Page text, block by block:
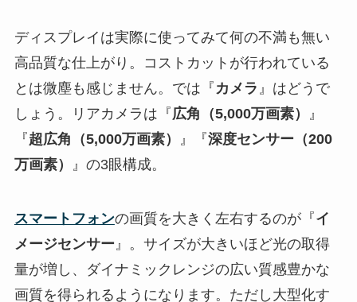
ディスプレイは実際に使ってみて何の不満も無い
高品質な仕上がり。コストカットが行われている
とは微塵も感じません。では『 カメラ 』はどうで
しょう。リアカメラは『広角（5,000万画素）
』
『超広角（5,000万画素） 』『深度センサー（200
万画素）
』の3眼構成。
スマートフォンの画質を大きく左右するのが『イ
メージセンサー 』。サイズが大きいほど光の取得
量が増し、ダイナミックレンジの広い質感豊かな
画質を得られるようになります。ただし大型化す